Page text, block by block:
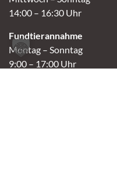
14:00 – 16:30 Uhr
Fundtierannahme
Montag – Sonntag
9:00 – 17:00 Uhr